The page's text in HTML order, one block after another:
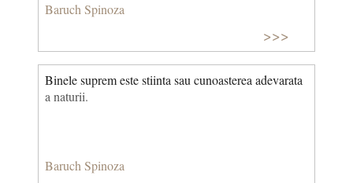
Baruch Spinoza
>>>
Binele suprem este stiinta sau cunoasterea adevarata
a naturii.
Baruch Spinoza